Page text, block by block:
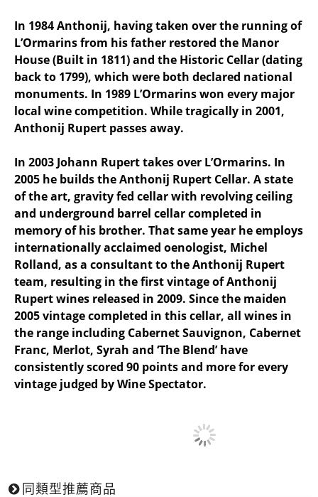
In 1984 Anthonij, having taken over the running of
L’Ormarins from his father restored the Manor
House (Built in 1811) and the Historic Cellar (dating
back to 1799), which were both declared national
monuments. In 1989 L’Ormarins won every major
local wine competition. While tragically in 2001,
Anthonij Rupert passes away.
In 2003 Johann Rupert takes over L’Ormarins. In
2005 he builds the Anthonij Rupert Cellar. A state
of the art, gravity fed cellar with revolving ceiling
and underground barrel cellar completed in
memory of his brother. That same year he employs
internationally acclaimed oenologist, Michel
Rolland, as a consultant to the Anthonij Rupert
team, resulting in the first vintage of Anthonij
Rupert wines released in 2009. Since the maiden
2005 vintage completed in this cellar, all wines in
the range including Cabernet Sauvignon, Cabernet
Franc, Merlot, Syrah and ‘The Blend’ have
consistently scored 90 points and more for every
vintage judged by Wine Spectator.
同類型推薦商品